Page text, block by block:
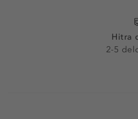
Hitra
2-5